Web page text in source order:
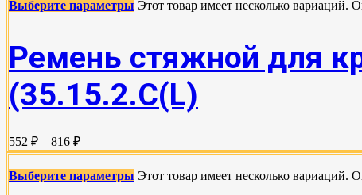
Выберите параметры Этот товар имеет несколько вариаций.
Ремень стяжной для
(35.15.2.С(L)
552 ₽ – 816 ₽
Выберите параметры Этот товар имеет несколько вариаций.